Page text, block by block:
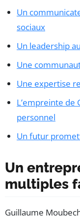
Un
sociaux
Un leadership
Une
Une expertise
L’empreinte de
personnel
Un futur
Un
multiples
Guillaume